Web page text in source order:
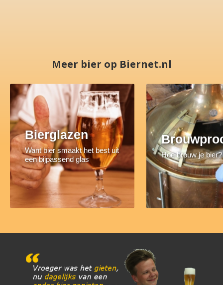
Meer bier op Biernet.nl
Bierglazen
Want bier smaakt het best uit
een bijpassend glas
Hoe brouw je bier?